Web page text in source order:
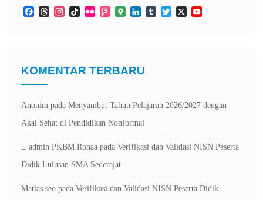
FacebookThreadsInstagramTikTokFlickr Foursquare
GoogleLinkedInTumblrTwitter
X
KOMENTAR TERBARU
Anonim pada Menyambut Tahun Pelajaran 2026/2027 dengan
Akal Sehat di Pendidikan Nonformal
admin PKBM Ronaa pada Verifikasi dan Validasi NISN Peserta
Didik Lulusan SMA Sederajat
Matias seo pada Verifikasi dan Validasi NISN Peserta Didik